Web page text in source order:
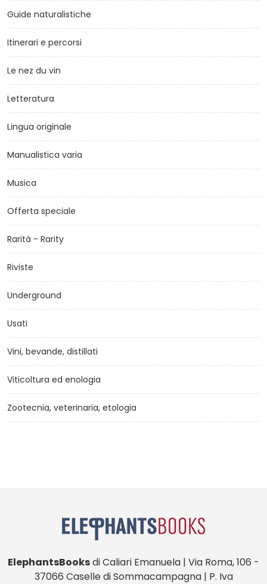
Guide naturalistiche
Itinerari e percorsi
Le nez du vin
Letteratura
Lingua originale
Manualistica varia
Musica
Offerta speciale
Rarità - Rarity
Riviste
Underground
Usati
Vini, bevande, distillati
Viticoltura ed enologia
Zootecnia, veterinaria, etologia
ElephantsBooksdi Caliari Emanuela | Via Roma, 106 -
37066 Caselle di Sommacampagna | P. Iva